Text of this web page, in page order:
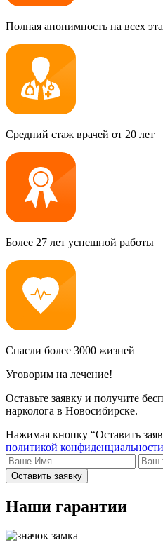
Полная анонимность на всех
Средний стаж врачей от 20 лет
Более 27 лет успешной работы
Спасли более 3000 жизней
Уговорим на лечение!
Оставьте заявку и получите
нарколога в Новосибирске.
Нажимая кнопку “Оставить
политикой конфиденциальности
Оставить заявку
Наши гарантии